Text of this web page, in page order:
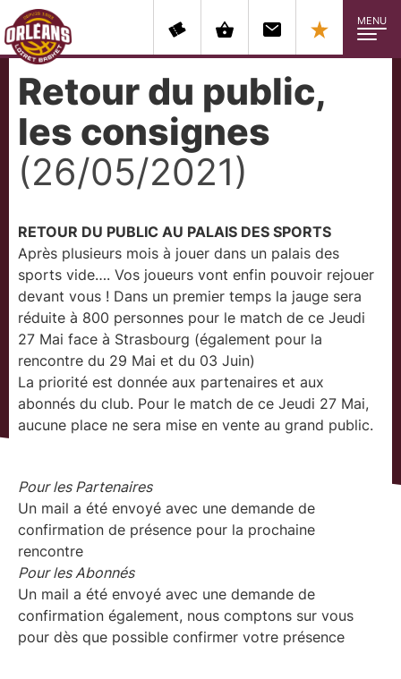
MENU
Retour du public,
les consignes
(26/05/2021)
RETOUR DU PUBLIC AU PALAIS DES SPORTS
Après plusieurs mois à jouer dans un palais des
sports vide…. Vos joueurs vont enfin pouvoir rejouer
devant vous ! Dans un premier temps la jauge sera
réduite à 800 personnes pour le match de ce Jeudi
27 Mai face à Strasbourg (également pour la
rencontre du 29 Mai et du 03 Juin)
La priorité est donnée aux partenaires et aux
abonnés du club. Pour le match de ce Jeudi 27 Mai,
aucune place ne sera mise en vente au grand public.
Pour les Partenaires
Un mail a été envoyé avec une demande de
confirmation de présence pour la prochaine
rencontre
Pour les Abonnés
Un mail a été envoyé avec une demande de
confirmation également, nous comptons sur vous
pour dès que possible confirmer votre présence